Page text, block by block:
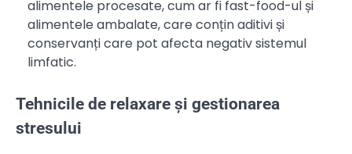
alimentele procesate, cum ar fi fast-food-ul și
alimentele ambalate, care conțin aditivi și
conservanți care pot afecta negativ sistemul
limfatic.
Tehnicile de relaxare și gestionarea
stresului